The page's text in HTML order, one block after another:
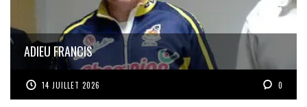
ADIEU FRANCIS
14 JUILLET 2026 0